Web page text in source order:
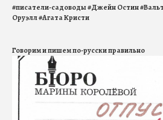
#писатели-садоводы#Джейн Остин#
Оруэлл#Агата Кристи
Говорим и пишем по-русски правильно